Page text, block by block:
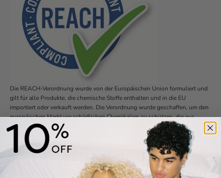
Die REACH-Verordnung wurde von der Europäischen Union formuliert und
gilt für alle Produkte, die chemische Stoffe enthalten und in die EU
importiert oder verkauft werden. Die Verordnung wurde geschaffen, um den
europäischen Markt vor schädlichen Chemikalien zu schützen, die aus
anderen Märkten eingeführt werden, und um sicherzustellen, dass auch
Produkte, die außerhalb der EU hergestellt wurden, den EU-Vorschriften
entsprechen müssen, wenn sie auf diesem Markt verkauft werden. Sie
umfasst Vorschriften über die Registrierung und Verwendung von
Chemikalien, die Gefahrenbewertung von Chemikalien und die Herstellung
von Chemikalien, wobei der Schwerpunkt im letzten Bereich auf der